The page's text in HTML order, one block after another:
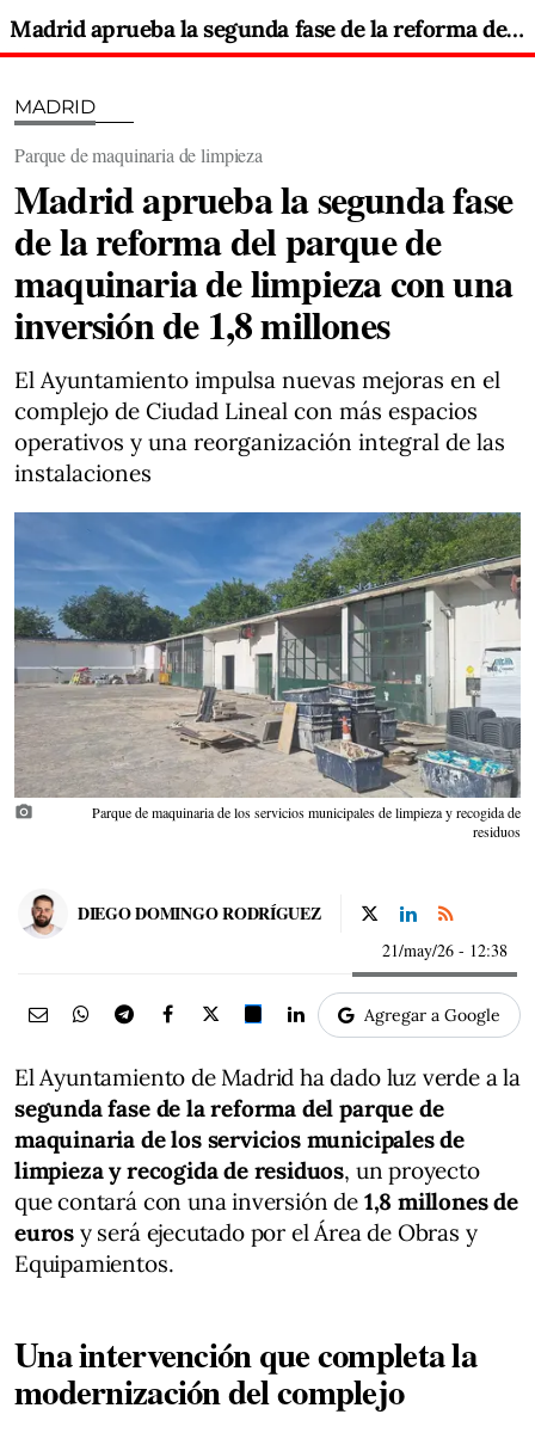
Madrid aprueba la segunda fase de la reforma del parque de maquinaria de limpieza con una inversión de 1,8 millones
MADRID
Parque de maquinaria de limpieza
Madrid aprueba la segunda fase
de la reforma del parque de
maquinaria de limpieza con una
inversión de 1,8 millones
El Ayuntamiento impulsa nuevas mejoras en el
complejo de Ciudad Lineal con más espacios
operativos y una reorganización integral de las
instalaciones
photo_camera
Parque de maquinaria de los servicios municipales de limpieza y recogida de
residuos
DIEGO DOMINGO RODRÍGUEZ
21/may/26 - 12:38
Agregar a Google
El Ayuntamiento de Madrid ha dado luz verde a la
segunda fase de la reforma del parque de
maquinaria de los servicios municipales de
limpieza y recogida de residuos, un proyecto
que contará con una inversión de 1,8 millones de
euros y será ejecutado por el Área de Obras y
Equipamientos.
Una intervención que completa la
modernización del complejo